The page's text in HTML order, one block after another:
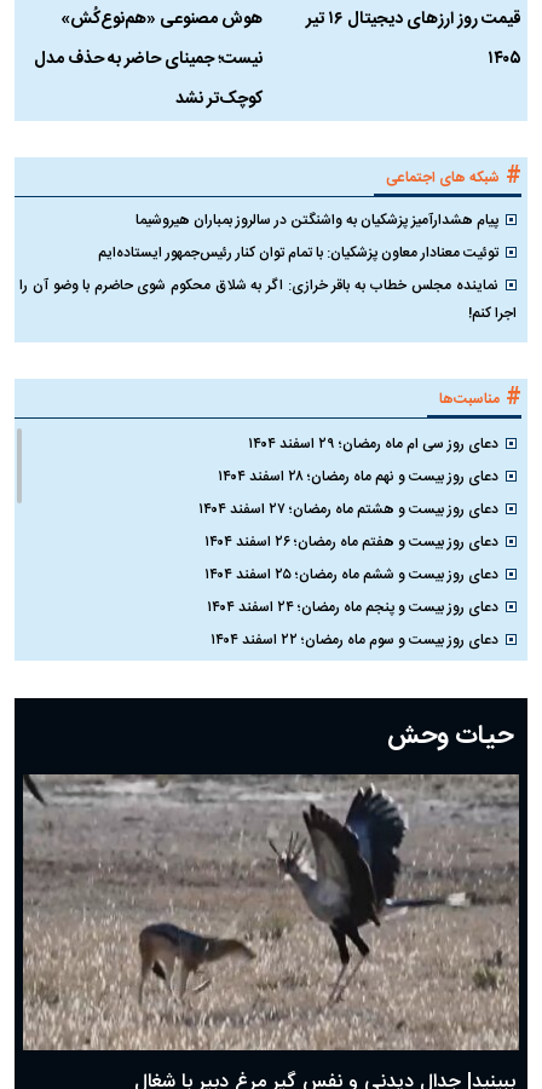
قیمت روز ارز‌های دیجیتال ۱۶ تیر
۱۴۰۵
هوش مصنوعی «هم‌نوع‌کُش»
نیست؛ جمینای حاضر به حذف مدل
کوچک‌تر نشد
# شبکه های اجتماعی
پیام هشدارآمیز پزشکیان به واشنگتن در سالروز بمباران هیروشیما
توئیت معنادار معاون پزشکیان: با تمام توان کنار رئیس‌جمهور ایستاده‌ایم
نماینده مجلس خطاب به باقر خرازی: اگر به شلاق محکوم شوی حاضرم با وضو آن را
اجرا کنم!
# مناسبت‌ها
دعای روز سی ام ماه رمضان؛ ۲۹ اسفند ۱۴۰۴
دعای روز بیست و نهم ماه رمضان؛ ۲۸ اسفند ۱۴۰۴
دعای روز بیست و هشتم ماه رمضان؛ ۲۷ اسفند ۱۴۰۴
دعای روز بیست و هفتم ماه رمضان؛ ۲۶ اسفند ۱۴۰۴
دعای روز بیست و ششم ماه رمضان؛ ۲۵ اسفند ۱۴۰۴
دعای روز بیست و پنجم ماه رمضان؛ ۲۴ اسفند ۱۴۰۴
دعای روز بیست و سوم ماه رمضان؛ ۲۲ اسفند ۱۴۰۴
دعای روز بیستم ماه رمضان؛ ۱۹ اسفند ۱۴۰۴
دعای روز هشتم ماه مبارک رمضان؛ ۷ اسفند ماه ۱۴۰۴
دعای روز هفتم ماه رمضان؛ ۶ اسفند ۱۴۰۴
دعای روز ششم ماه رمضان؛ ۵ اسفند ۱۴۰۴
دعای روز پنجم ماه رمضان؛ ۴ اسفند ۱۴۰۴
دعای روز چهارم ماه مبارک رمضان؛ ۳ اسفند ۱۴۰۴
دعای روز سوم ماه مبارک رمضان؛ ۱۴ اسفند ۱۴۰۴
دعای روز دوم ماه مبارک رمضان ۱ اسفند ماه ۱۴۰۴
دعای روز اول ماه مبارک رمضان، ۳۰ بهمن ۱۴۰۴
حضرت زینب(س) چگونه از دنیا رفت؟
بهترین پیامک تبریک روز پدر ۱۴۰۴؛ جملات زیبا و صمیمانه
حیات وحش
ببینید| جدال دیدنی و نفس گیر مرغ دبیر با شغال